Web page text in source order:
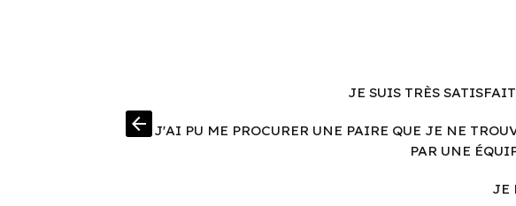
JE SUIS TRÈS
J'AI PU ME PROCURER UNE PAIRE QUE JE NE
PAR UNE
JE
arrow_back